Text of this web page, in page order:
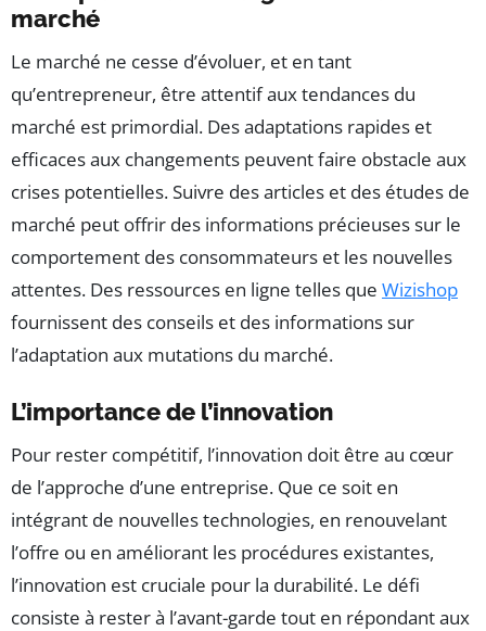
marché
Le marché ne cesse d’évoluer, et en tant
qu’entrepreneur, être attentif aux tendances du
marché est primordial. Des adaptations rapides et
efficaces aux changements peuvent faire obstacle aux
crises potentielles. Suivre des articles et des études de
marché peut offrir des informations précieuses sur le
comportement des consommateurs et les nouvelles
attentes. Des ressources en ligne telles que Wizishop
fournissent des conseils et des informations sur
l’adaptation aux mutations du marché.
L’importance de l’innovation
Pour rester compétitif, l’innovation doit être au cœur
de l’approche d’une entreprise. Que ce soit en
intégrant de nouvelles technologies, en renouvelant
l’offre ou en améliorant les procédures existantes,
l’innovation est cruciale pour la durabilité. Le défi
consiste à rester à l’avant-garde tout en répondant aux